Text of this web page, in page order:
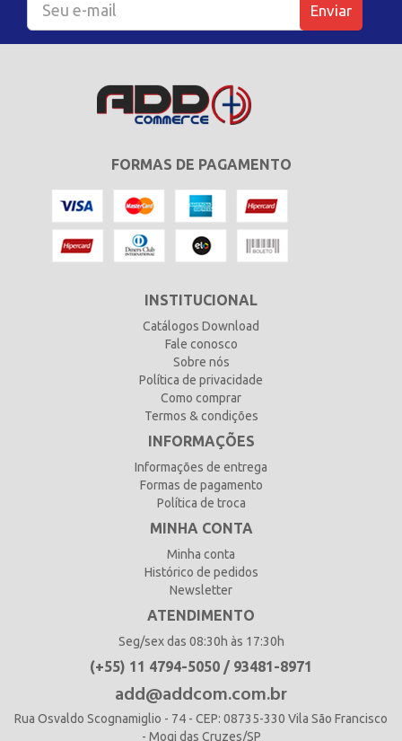
Enviar
FORMAS DE PAGAMENTO
INSTITUCIONAL
Catálogos Download
Fale conosco
Sobre nós
Política de privacidade
Como comprar
Termos & condições
INFORMAÇÕES
Informações de entrega
Formas de pagamento
Política de troca
MINHA CONTA
Minha conta
Histórico de pedidos
Newsletter
ATENDIMENTO
Seg/sex das 08:30h às 17:30h
(+55) 11 4794-5050 / 93481-8971
add@addcom.com.br
Rua Osvaldo Scognamiglio - 74 - CEP: 08735-330 Vila São Francisco
- Mogi das Cruzes/SP